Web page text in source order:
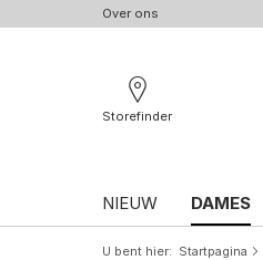
Over ons
Storefinder
NIEUW DAMES
U bent hier Startpagina